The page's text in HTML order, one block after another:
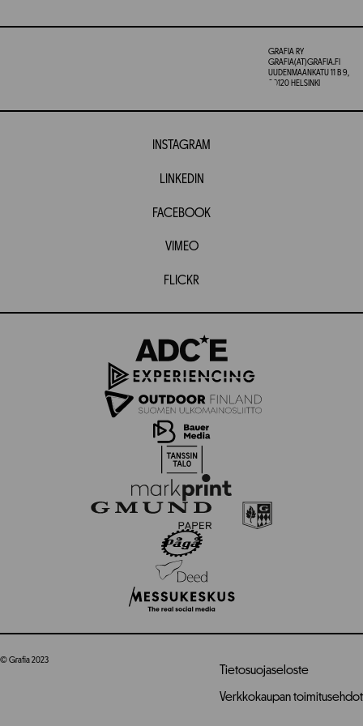
GRAFIA RY
GRAFIA(AT)GRAFIA.FI
UUDENMAANKATU 11 B 9,
00120 HELSINKI
INSTAGRAM
LINKEDIN
FACEBOOK
VIMEO
FLICKR
© Grafia 2023
Tietosuojaseloste
Verkkokaupan toimitusehdot